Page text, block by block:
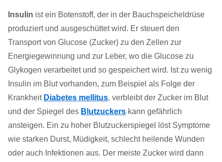
Insulin ist ein Botenstoff, der in der Bauchspeicheldrüse
produziert und ausgeschüttet wird. Er steuert den
Transport von Glucose (Zucker) zu den Zellen zur
Energiegewinnung und zur Leber, wo die Glucose zu
Glykogen verarbeitet und so gespeichert wird. Ist zu wenig
Insulin im Blut vorhanden, zum Beispiel als Folge der
Krankheit Diabetes mellitus, verbleibt der Zucker im Blut
und der Spiegel des Blutzuckers kann gefährlich
ansteigen. Ein zu hoher Blutzuckerspiegel löst Symptome
wie starken Durst, Müdigkeit, schlecht heilende Wunden
oder auch Infektionen aus. Der meiste Zucker wird dann